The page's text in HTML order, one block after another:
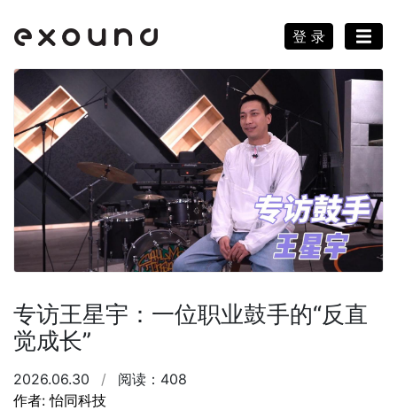
登 录
专访王星宇：一位职业鼓手的“反直
觉成长”
2026.06.30 /
阅读：408
作者: 怡同科技